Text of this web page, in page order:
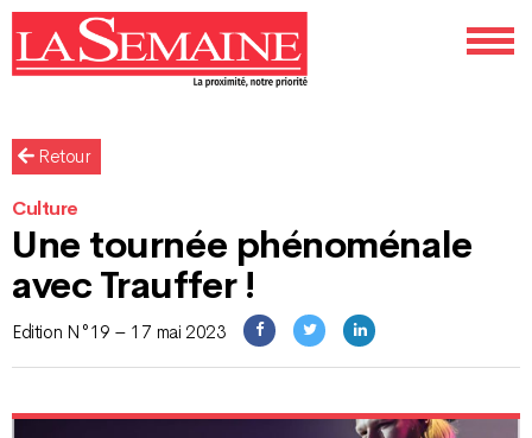
Retour
Culture
Une tournée phénoménale
avec Trauffer !
Edition N°19 – 17 mai 2023